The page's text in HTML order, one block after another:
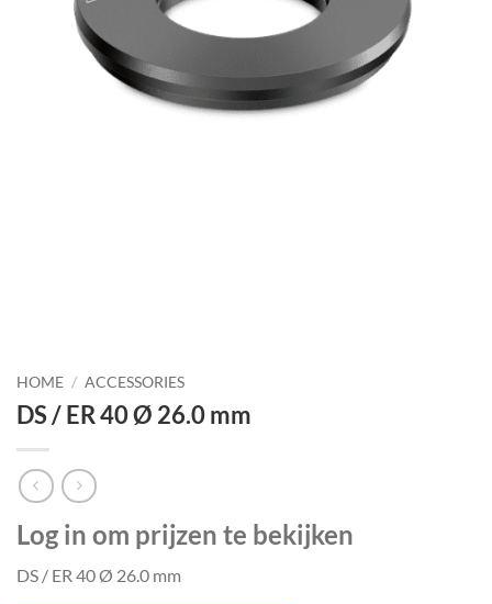
HOME / ACCESSORIES
DS / ER 40 Ø 26.0 mm
Log in om prijzen te bekijken
DS / ER 40 Ø 26.0 mm